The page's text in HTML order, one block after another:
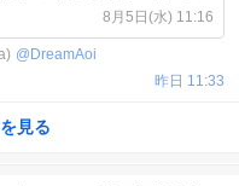
ぜひ会場でチェック！
#RYUSEI
8月5日(水) 11:16
@ DreamAoi
昨日 11:33
見る